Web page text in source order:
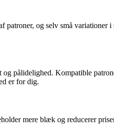
og selv små
pålidelighed. Kompatible
er for dig.
mere blæk og reducerer